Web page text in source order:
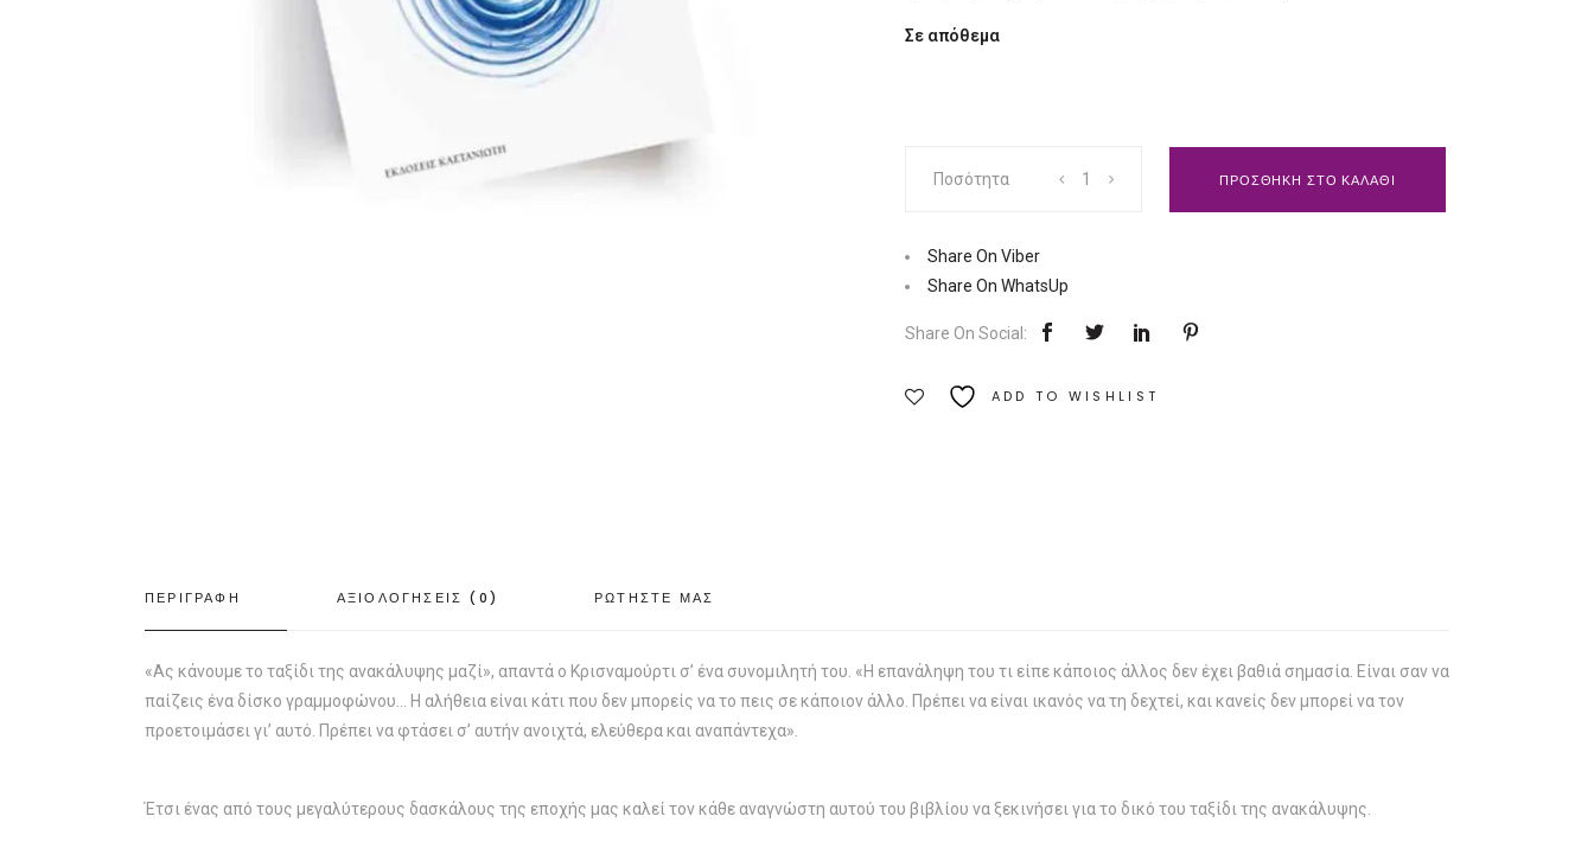
Σε απόθεμα
πάνω
ζωή
μας,
Γ
Ποσότητα ΠΡΟΣΘΗΚΗ ΣΤΟ ΚΑΛΑΘΙ
Share On Viber
Share On WhatsUp
Share On Social:
ADD TO WISHLIST
ΠΕΡΙΓΡΑΦΗ ΑΞΙΟΛΟΓΗΣΕΙΣ (0) ΡΩΤΗΣΤΕ ΜΑΣ
«Ας κάνουμε το ταξίδι της ανακάλυψης μαζί», απαντά ο Κρισναμούρτι σ’ ένα συνομιλητή του. «Η επανάληψη του τι είπε κάποιος άλλος δεν έχει βαθιά σημασία. Είναι σαν να
παίζεις ένα δίσκο γραμμοφώνου… Η αλήθεια είναι κάτι που δεν μπορείς να το πεις σε κάποιον άλλο. Πρέπει να είναι ικανός να τη δεχτεί, και κανείς δεν μπορεί να τον
προετοιμάσει γι’ αυτό. Πρέπει να φτάσει σ’ αυτήν ανοιχτά, ελεύθερα και αναπάντεχα».
Έτσι ένας από τους μεγαλύτερους δασκάλους της εποχής μας καλεί τον κάθε αναγνώστη αυτού του βιβλίου να ξεκινήσει για το δικό του ταξίδι της ανακάλυψης.